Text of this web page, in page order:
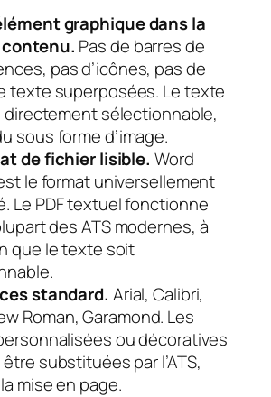
graphique dans la
Pas de barres de
pas d’icônes, pas de
texte superposées. Le texte
sélectionnable,
sous forme d’image.
de fichier lisible. Word
le format universellement
Le PDF textuel fonctionne
des ATS modernes, à
que le texte soit
standard. Arial, Calibri,
Roman, Garamond. Les
ou décoratives
substituées par l’ATS,
mise en page.